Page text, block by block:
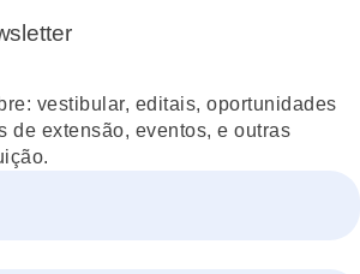
vestibular, editais, oportunidades
de extensão, eventos, e outras